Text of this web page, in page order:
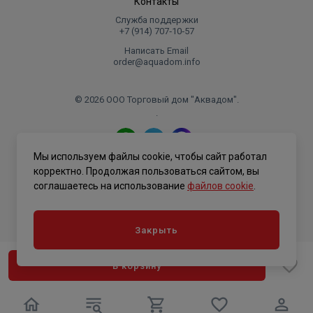
В корзину
Служба поддержки
+7 (914) 707‑10‑57
Написать Email
order@aquadom.info
© 2026 ООО Торговый дом "Аквадом".
.
Политика конфиденциальности
Мы используем файлы cookie, чтобы сайт работал
корректно. Продолжая пользоваться сайтом, вы
соглашаетесь на использование файлов cookie
Закрыть